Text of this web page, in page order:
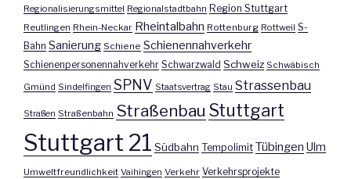
Regionalisierungsmittel Regionalstadtbahn Region Stuttgart
Reutlingen Rhein-Neckar Rheintalbahn Rottenburg Rottweil S-
Bahn Sanierung Schiene Schienennahverkehr
Schienenpersonennahverkehr Schwarzwald Schweiz Schwäbisch
Gmünd Sindelfingen SPNV Staatsvertrag Stau Strassenbau
Straßen Straßenbahn Straßenbau Stuttgart
Stuttgart 21 Südbahn Tempolimit Tübingen Ulm
Umweltfreundlichkeit Vaihingen Verkehr Verkehrsprojekte